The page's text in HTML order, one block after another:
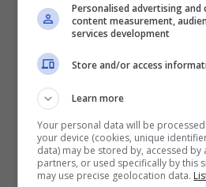
Tuttosport, Antonio
decidere di affidarsi a
per il resto della
Danimarca che farebbe
Re Artù.Vidalcontinua a
nelle prestazione e pare
Personalised advertising
content measurement,
services development
Store and/or access
Learn more
Your personal data will be
your device (cookies, unique
data) may be stored by, accessed by
partners, or used specifically by this
may use precise geolocation data.